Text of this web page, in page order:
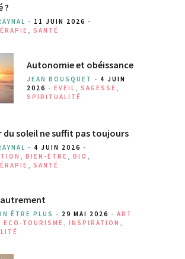
?
- 11 JUIN 2026 -
SANTÉ
Autonomie et obéissance
JEAN BOUSQUET - 4 JUIN
2026 - EVEIL SAGESSE
SPIRITUALITÉ
du soleil ne suffit pas toujours
- 4 JUIN 2026 -
BIEN-ÊTRE BIO
SANTÉ
ÊTRE PLUS - 29 MAI 2026 - ART
ECO-TOURISME INSPIRATION